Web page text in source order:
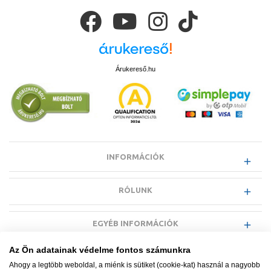
Árukereső.hu
INFORMÁCIÓK
RÓLUNK
EGYÉB INFORMÁCIÓK
Az Ön adatainak védelme fontos számunkra
Ahogy a legtöbb weboldal, a miénk is sütiket (cookie-kat) használ a nagyobb